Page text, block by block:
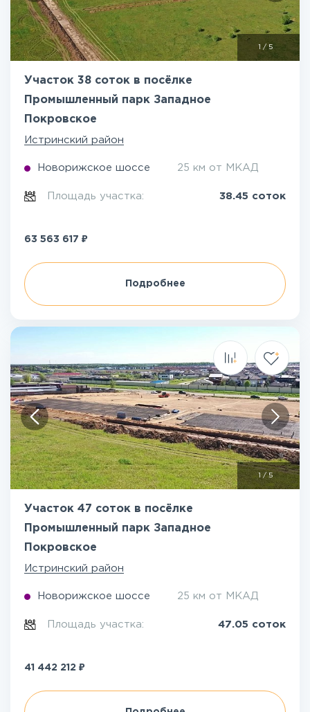
/5
Участок 38 соток в посёлке
Промышленный парк Западное
Покровское
Истринский район
Новорижское шоссе 25 км от МКАД
Площадь участка: 38.45 соток
63 563 617 ₽
Подробнее
/ 5
Участок 47 соток в посёлке
Промышленный парк Западное
Покровское
Истринский район
Новорижское шоссе 25 км от МКАД
Площадь участка: 47.05 соток
41 442 212 ₽